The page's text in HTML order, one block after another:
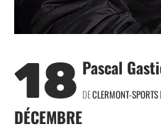
18
DÉCEMBRE
Pascal
DECLERMONT-SPORTS